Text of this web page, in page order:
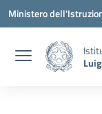
Vai ai contenuti
Vai al menu di
Vai al footer
Ministero